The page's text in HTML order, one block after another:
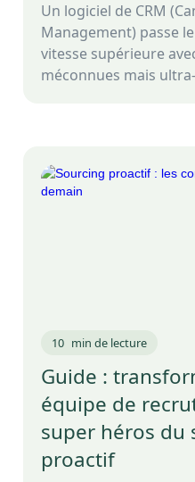
Un logiciel de CRM
Management) passe
vitesse supérieure
méconnues mais
10 min de lecture
Guide :
équipe de
super héros du
proactif